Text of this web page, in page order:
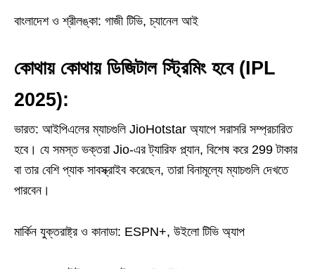
বাংলাদেশ ও শ্রীলঙ্কা: গাজী টিভি, চ্যানেল আই
কোথায় কোথায় ডিজিটাল স্ট্রিমিং হবে (IPL
2025):
ভারত: আইপিএলের ম্যাচগুলি JioHotstar অ্যাপে সরাসরি সম্প্রচারিত
হবে। যে সমস্ত ভক্তরা Jio-এর ট্যারিফ প্ল্যান, বিশেষ করে 299 টাকার
বা তার বেশি প্যাক সাবস্ক্রাইব করেছেন, তারা বিনামূল্যে ম্যাচগুলি দেখতে
পারবেন।
মার্কিন যুক্তরাষ্ট্র ও কানাডা: ESPN+, উইলো টিভি অ্যাপ